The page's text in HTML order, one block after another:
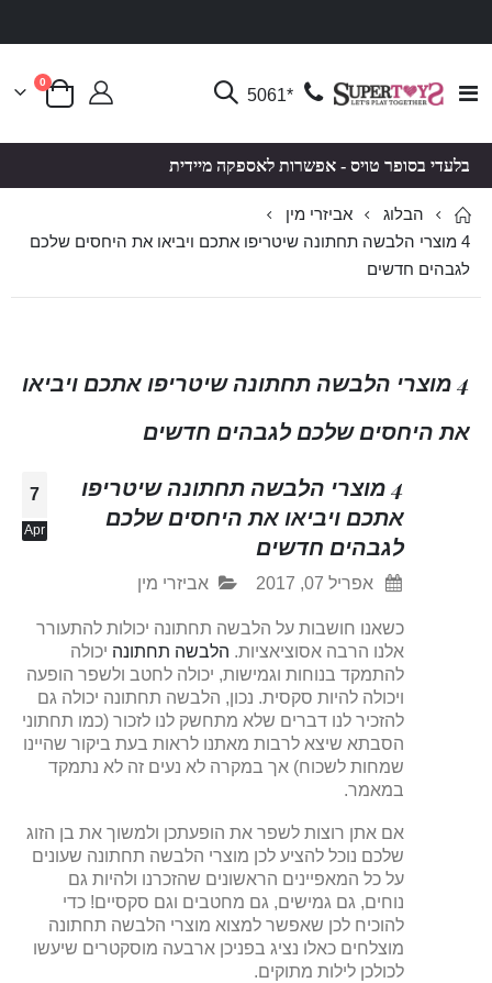
Toggle
*5061 סל קניות
0פריטים
בלעדי בסופר טויס - אפשרות לאספקה מיידית
הבלוג
אביזרי מין
4 מוצרי הלבשה תחתונה שיטריפו אתכם ויביאו את היחסים שלכם
לגבהים חדשים
4 מוצרי הלבשה תחתונה שיטריפו אתכם ויביאו
את היחסים שלכם לגבהים חדשים
7
Apr
4 מוצרי הלבשה תחתונה שיטריפו
אתכם ויביאו את היחסים שלכם
לגבהים חדשים
אפריל 07, 2017 אביזרי מין
כשאנו חושבות על הלבשה תחתונה יכולות להתעורר
אלנו הרבה אסוציאציות. הלבשה תחתונה יכולה
להתמקד בנוחות וגמישות, יכולה לחטב ולשפר הופעה
ויכולה להיות סקסית. נכון, הלבשה תחתונה יכולה גם
להזכיר לנו דברים שלא מתחשק לנו לזכור (כמו תחתוני
הסבתא שיצא לרבות מאתנו לראות בעת ביקור שהיינו
שמחות לשכוח) אך במקרה לא נעים זה לא נתמקד
במאמר.
אם אתן רוצות לשפר את הופעתכן ולמשוך את בן הזוג
שלכם נוכל להציע לכן מוצרי הלבשה תחתונה שעונים
על כל המאפיינים הראשונים שהזכרנו ולהיות גם
נוחים, גם גמישים, גם מחטבים וגם סקסיים! כדי
להוכיח לכן שאפשר למצוא מוצרי הלבשה תחתונה
מוצלחים כאלו נציג בפניכן ארבעה מוסקטרים שיעשו
לכולכן לילות מתוקים.